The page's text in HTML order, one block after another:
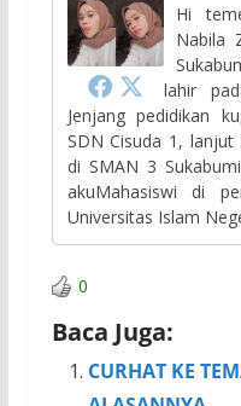
Hi
Nabila
lahir
Jenjang pedidikan
SDN Cisuda 1, lanjut
di SMAN 3
akuMahasiswi di
Universitas Islam
0
Baca Juga:
CURHAT KE